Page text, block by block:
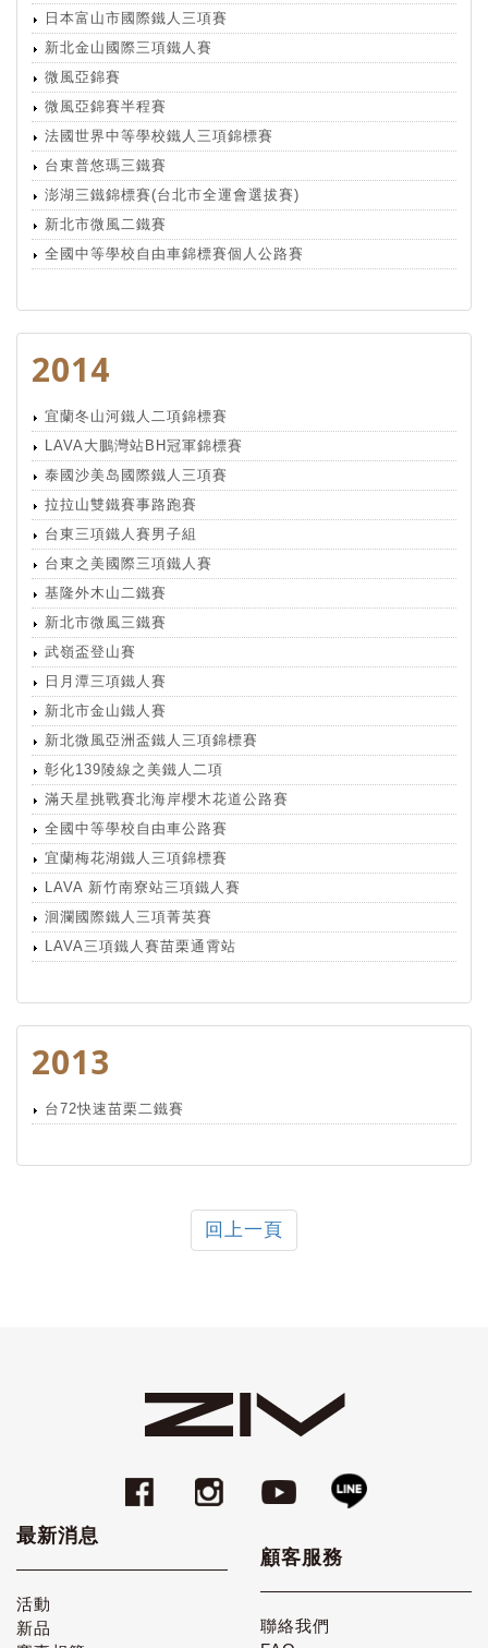
日本富山市國際鐵人三項賽
新北金山國際三項鐵人賽
微風亞錦賽
微風亞錦賽半程賽
法國世界中等學校鐵人三項錦標賽
台東普悠瑪三鐵賽
澎湖三鐵錦標賽(台北市全運會選拔賽)
新北市微風二鐵賽
全國中等學校自由車錦標賽個人公路賽
2014
宜蘭冬山河鐵人二項錦標賽
LAVA大鵬灣站BH冠軍錦標賽
泰國沙美岛國際鐵人三項賽
拉拉山雙鐵賽事路跑賽
台東三項鐵人賽男子組
台東之美國際三項鐵人賽
基隆外木山二鐵賽
新北市微風三鐵賽
武嶺盃登山賽
日月潭三項鐵人賽
新北市金山鐵人賽
新北微風亞洲盃鐵人三項錦標賽
彰化139陵線之美鐵人二項
滿天星挑戰賽北海岸櫻木花道公路賽
全國中等學校自由車公路賽
宜蘭梅花湖鐵人三項錦標賽
LAVA 新竹南寮站三項鐵人賽
洄瀾國際鐵人三項菁英賽
LAVA三項鐵人賽苗栗通霄站
2013
台72快速苗栗二鐵賽
回上一頁
最新消息
活動
新品
顧客服務
聯絡我們